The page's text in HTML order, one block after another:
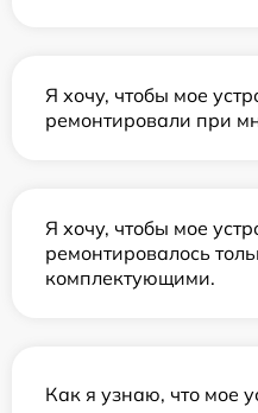
Я хочу, чтобы мое
ремонтировали при
Я хочу, чтобы мое
ремонтировалось
комплектующими.
Как я узнаю, что мое